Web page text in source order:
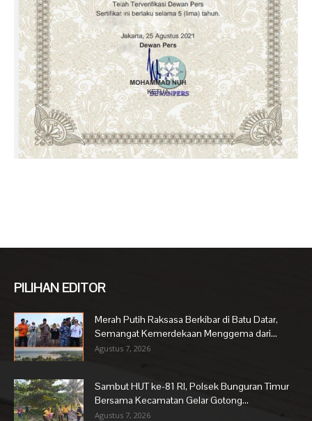
PILIHAN EDITOR
Merah Putih Raksasa Berkibar di Batu Datar,
Semangat Kemerdekaan Menggema dari...
Agustus 7, 2026
Sambut HUT ke-81 RI, Polsek Bunguran Timur
Bersama Kecamatan Gelar Gotong...
Agustus 7, 2026